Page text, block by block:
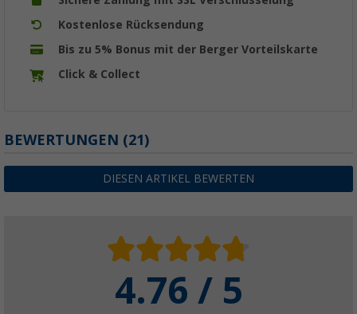
Kostenlose Rücksendung
Bis zu 5% Bonus mit der Berger Vorteilskarte
Click & Collect
BEWERTUNGEN (21)
DIESEN ARTIKEL BEWERTEN
4.76 / 5